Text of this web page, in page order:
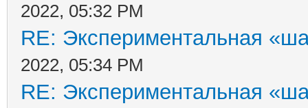
2022, 05:32 PM
RE: Экспериментальная
2022, 05:34 PM
RE: Экспериментальная